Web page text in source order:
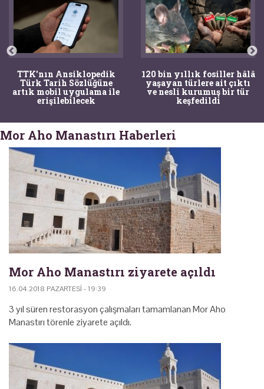
TTK'nın Ansiklopedik
Türk Tarih Sözlüğüne
artık mobil uygulama ile
erişilebilecek
120 bin yıllık fosiller hâlâ
yaşayan türlere ait çıktı
ve nesli kurumuş bir tür
keşfedildi
Mor Aho Manastırı Haberleri
Mor Aho Manastırı ziyarete açıldı
16.04.2018 PAZARTESI - 19:39
3 yıl süren restorasyon çalışmaları tamamlanan Mor Aho
Manastırı törenle ziyarete açıldı.